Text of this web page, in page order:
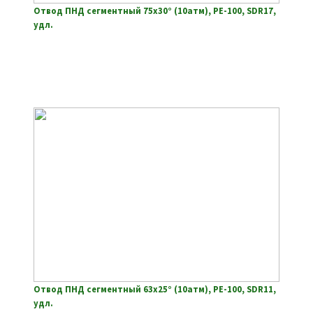
Отвод ПНД сегментный 75х30° (10атм), РЕ-100, SDR17,
удл.
Отвод ПНД сегментный 63х25° (10атм), РЕ-100, SDR11,
удл.